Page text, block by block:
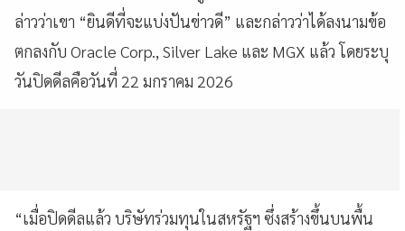
ล่าวว่าเขา “ยินดีที่จะแบ่งปันข่าวดี” และกล่าวว่าได้ลงนามข้อ
ตกลงกับ Oracle Corp., Silver Lake และ MGX แล้ว โดยระบุ
วันปิดดีลคือวันที่ 22 มกราคม 2026
“เมื่อปิดดีลแล้ว บริษัทร่วมทุนในสหรัฐฯ ซึ่งสร้างขึ้นบนพื้น